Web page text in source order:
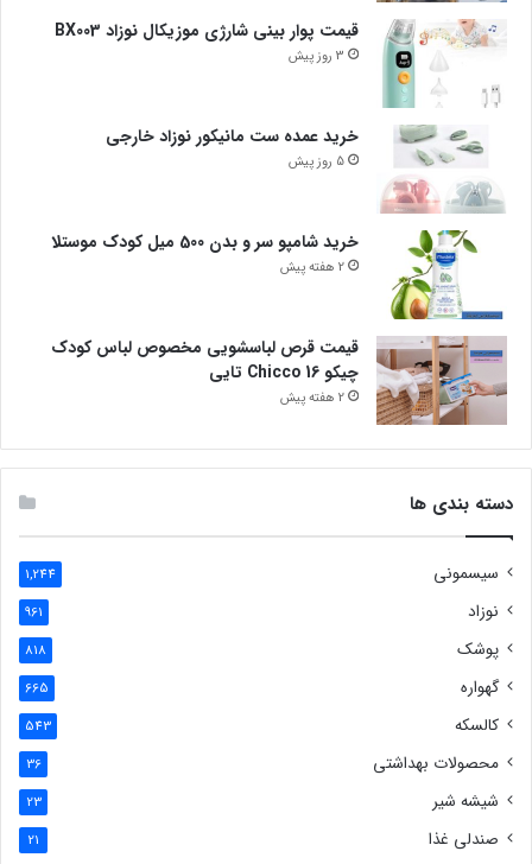
قیمت پوار بینی شارژی موزیکال نوزاد BX003
3 روز پیش
خرید عمده ست مانیکور نوزاد خارجی
5 روز پیش
خرید شامپو سر و بدن 500 میل کودک موستلا
2 هفته پیش
قیمت قرص لباسشویی مخصوص لباس کودک
چیکو Chicco 16 تایی
2 هفته پیش
دسته بندی ها
سیسمونی 1,244
نوزاد 961
پوشک 818
گهواره 665
کالسکه 543
محصولات بهداشتی 36
شیشه شیر 23
صندلی غذا 21